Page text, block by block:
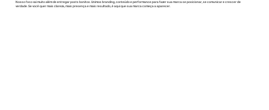
Nosso foco vai muito além de entregar posts bonitos. Unimos branding, conteúdo e performance para fazer sua marca se posicionar, se comunicar e crescer de
verdade. Se você quer mais clareza, mais presença e mais resultado, é aqui que sua marca começa a aparecer.